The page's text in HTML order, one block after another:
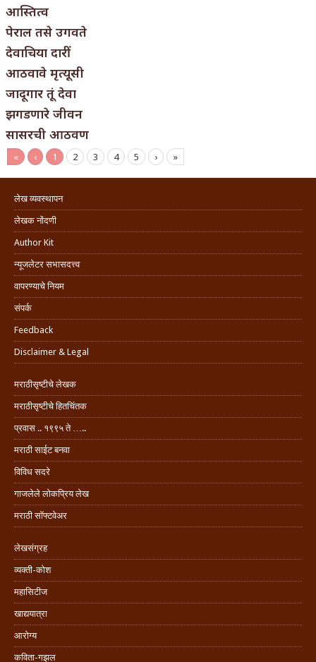
आस्तित्व
पेराल तसे उगवते
देवाचिया दारीं
आठवावे मृत्यूसी
जादूगार तूं देवा
झगडणारे जीवन
सासरची आठवण
« ‹ 1 2 3 4 5 › »
लेख व्यवस्थापन
लेखक नोंदणी
Author Kit
न्यूजलेटर सभासदत्त्व
वापरण्याचे नियम
संपर्क
Feedback
Disclaimer & Legal
मराठीसृष्टीचे लेखक
मराठीसृष्टीचे हितचिंतक
प्रवास .. १९९५ ते …..
मराठी साईट बनवा
विविध सदरे
गाजलेले लोकप्रिय लेख
मराठी सॉफ्टवेअर
लेखसंग्रह
व्यक्ती-कोश
महासिटीज
खाद्ययात्रा
आरोग्य
कविता-गझल